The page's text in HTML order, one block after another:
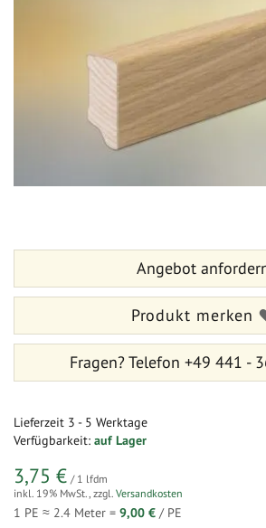
Lieferzeit 3 - 5 Werktage
Verfügbarkeit: auf Lager
3,75 € / 1 lfdm
inkl. 19% MwSt. zzgl. Versandkosten
1 PE ≈ 2.4 Meter = 9,00 € / PE
Bildergalerie
Angebot
Produkt merken
Fragen?Telefon +49 441 -